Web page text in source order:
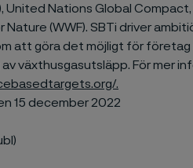
United Nations Global
Nature (WWF). SBTi driver
att göra det möjligt för
av växthusgasutsläpp. För mer
.
15 december 2022